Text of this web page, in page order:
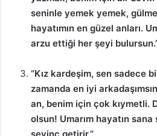
seninle yemek yemek,
hayatımın en güzel anları.
arzu ettiği her şeyi
“Kız kardeşim, sen sadece
zamanda en iyi
an, benim için çok kıymetli.
olsun! Umarım hayatın